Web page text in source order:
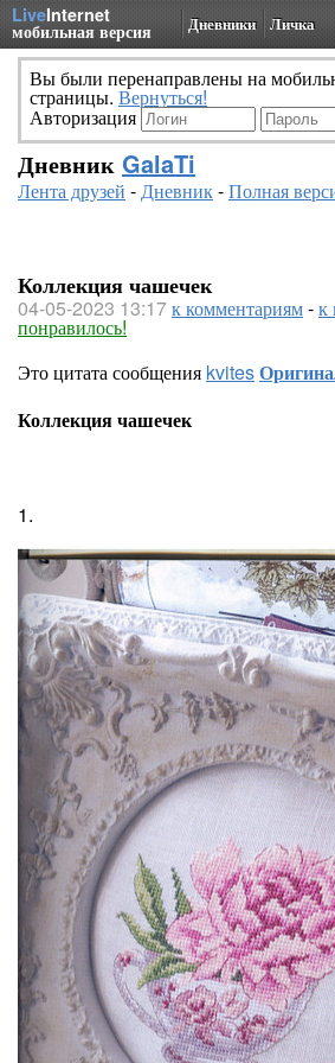
LiveInternet
мобильная версия Дневники Личка
Вы были перенаправлены на
страницы. Вернуться!
Авторизация
Дневник GalaTi
Лента друзей -Дневник-Полная
Коллекция чашечек
04-05-2023 13:17к комментариям-к
понравилось!
Это цитата сообщения kvites
Коллекция чашечек
1.